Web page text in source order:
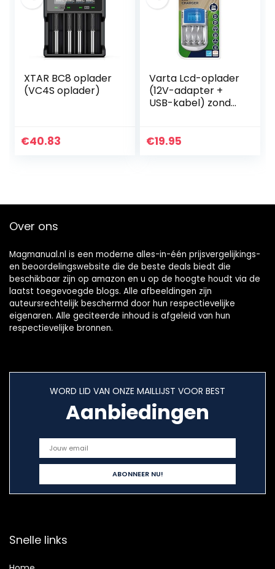
XTAR BC8 oplader
(VC4S oplader)
€40.83
Varta Lcd-oplader
(12V-adapter +
USB-kabel) zonder
€19.95
Over ons
Magmanual.nl is een moderne alles-in-één prijsvergelijkings-
en beoordelingswebsite die de beste deals biedt die
beschikbaar zijn op amazon en u op de hoogte houdt via de
laatst toegevoegde blogs. Alle afbeeldingen zijn
auteursrechtelijk beschermd door hun respectievelijke
eigenaren. Alle geciteerde inhoud is afgeleid van hun
respectievelijke bronnen.
WORD LID VAN ONZE MAILLIJST VOOR BEST
Aanbiedingen
Snelle links